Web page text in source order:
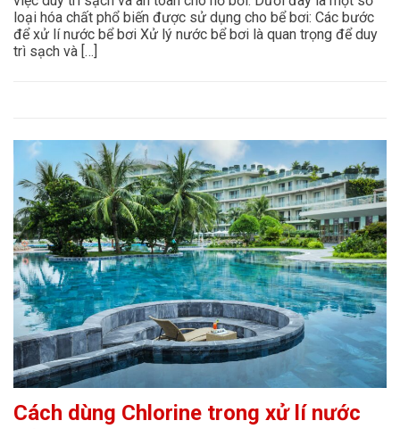
loại hóa chất phổ biến được sử dụng cho bể bơi: Các bước
để xử lí nước bể bơi Xử lý nước bể bơi là quan trọng để duy
trì sạch và […]
Cách dùng Chlorine trong xử lí nước